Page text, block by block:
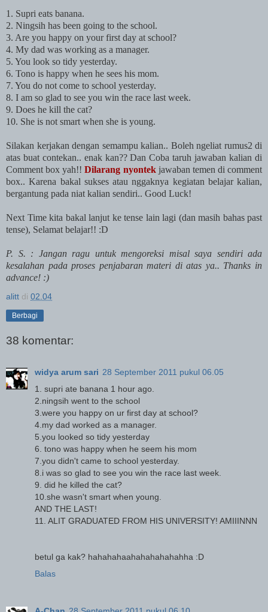
1. Supri eats banana.
2. Ningsih has been going to the school.
3. Are you happy on your first day at school?
4. My dad was working as a manager.
5. You look so tidy yesterday.
6. Tono is happy when he sees his mom.
7. You do not come to school yesterday.
8. I am so glad to see you win the race last week.
9. Does he kill the cat?
10. She is not smart when she is young.
Silakan kerjakan dengan semampu kalian.. Boleh ngeliat rumus2 di
atas buat contekan.. enak kan?? Dan Coba taruh jawaban kalian di
Comment box yah!!Dilarang nyontekjawaban temen di comment
box.. Karena bakal sukses atau nggaknya kegiatan belajar kalian,
bergantung pada niat kalian sendiri.. Good Luck!
Next Time kita bakal lanjut ke tense lain lagi (dan masih bahas past
tense), Selamat belajar!! :D
P. S. : Jangan ragu untuk mengoreksi misal saya sendiri ada
kesalahan pada proses penjabaran materi di atas ya.. Thanks in
advance! :)
alitt di 02.04
Berbagi
38 komentar:
widya arum sari 28 September 2011 pukul 06.05
1. supri ate banana 1 hour ago.
2.ningsih went to the school
3.were you happy on ur first day at school?
4.my dad worked as a manager.
5.you looked so tidy yesterday
6. tono was happy when he seem his mom
7.you didn't came to school yesterday.
8.i was so glad to see you win the race last week.
9. did he killed the cat?
10.she wasn't smart when young.
AND THE LAST!
11. ALIT GRADUATED FROM HIS UNIVERSITY! AMIIINNN
betul ga kak? hahahahaahahahahahahha :D
Balas